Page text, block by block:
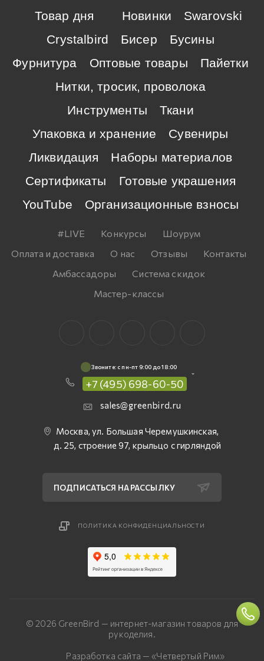
Товар дня Новинки
Swarovski
Crystalbird
Бисер
Бусины
Фурнитура
Оптовые товары
Пайетки
Нитки, тросик, проволока
Инструменты
Ткани
Упаковка и хранение
Сувениры
Ликвидация
Наборы материалов
Сертификаты
Готовые украшения
YouTube
Организационные взносы
#LIVE Конкурсы
Шоурум
Оплата и доставка
О нас Отзывы
Контакты
Амбассадоры
Система скидок
Мастер-классы
Звоните: c пн-пт 9:00 до 18:00
+7 (495) 698-60-50
sales@greenbird.ru
Москва, ул. Большая Черемушкинская,
д. 25, строение 97, крыльцо с гирляндой
ПОДПИСАТЬСЯ НА РАССЫЛКУ
ПОЛИТИКА КОНФИДЕНЦИАЛЬНОСТИ
© 2026 GreenBird — интернет-магазин товаров для
рукоделия.
Разработка сайта — «Четвертый Рим»